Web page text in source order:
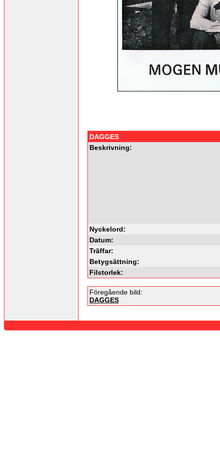
DAGGES
Beskrivning:
Nyckelord:
Datum:
Träffar:
Betygsättning:
Filstorlek:
Föregående bild:
DAGGES